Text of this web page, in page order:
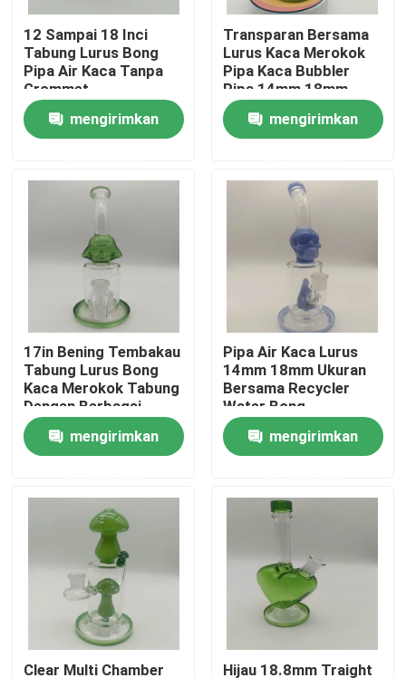
Tentang kita
Wisata pabrik
Kontrol kualitas
Hubungi kami
Berita
Quote request suatu
Kaca Bong Banger
Gelas Air Bong
12 Sampai 18 Inci
Tabung Lurus Bong
Pipa Air Kaca Tanpa
Grommet
mengirimkan
Transparan Bersama
Lurus Kaca Merokok
Pipa Kaca Bubbler
Pipa 14mm 18mm
mengirimkan
17in Bening Tembakau
Tabung Lurus Bong
Kaca Merokok Tabung
Dengan Berbagai
Aksesoris
mengirimkan
Pipa Air Kaca Lurus
14mm 18mm Ukuran
Bersama Recycler
Water Bong
mengirimkan
Clear Multi Chamber Hijau 18.8mm Traight